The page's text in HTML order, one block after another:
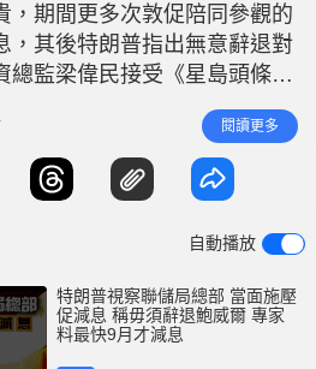
n
r
，期間更多次敦促陪同參觀的
，其後特朗普指出無意辭退對
總監梁偉民接受《星島頭條》
使不撤換鮑威爾，對減息也沒
7月繼續不減息，最快要到9
1至2次，每次減0.25厘，即今
儲局大樓翻新成本對質 特朗
閱讀更多
自動播放
特朗普視察聯儲局總部 當面施壓
促減息 稱毋須辭退鮑威爾 專家
料最快9月才減息